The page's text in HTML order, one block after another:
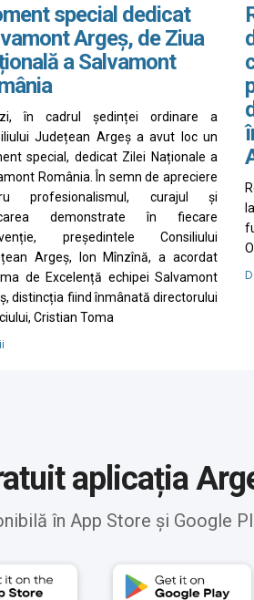
special dedicat
Argeș, de Ziua
a Salvamont
în cadrul ședinței ordinare a
Județean Argeș a avut loc un
special, dedicat Zilei Naționale a
România. În semn de apreciere
profesionalismul, curajul și
demonstrate în fiecare
președintele Consiliului
Argeș, Ion Mînzînă, a acordat
de Excelență echipei Salvamont
distincția fiind înmânată directorului
Cristian Toma
aplicația
în App Store și Google